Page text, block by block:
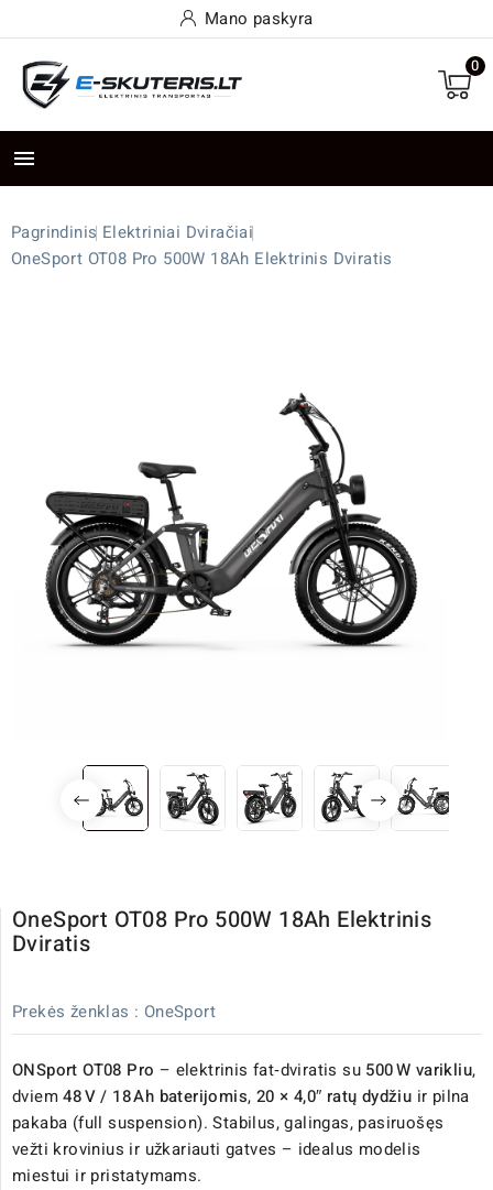
Mano paskyra
0

Pagrindinis Elektriniai Dviračiai
OneSport OT08 Pro 500W 18Ah Elektrinis Dviratis
OneSport OT08 Pro 500W 18Ah Elektrinis
Dviratis
Prekės ženklas : OneSport
ONSport OT08 Pro – elektrinis fat‑dviratis su 500 W varikliu,
dviem48 V / 18 Ah baterijomis, 20 × 4,0″ ratų dydžiu ir pilna
pakaba (full suspension). Stabilus, galingas, pasiruošęs
vežti krovinius ir užkariauti gatves – idealus modelis
miestui ir pristatymams.